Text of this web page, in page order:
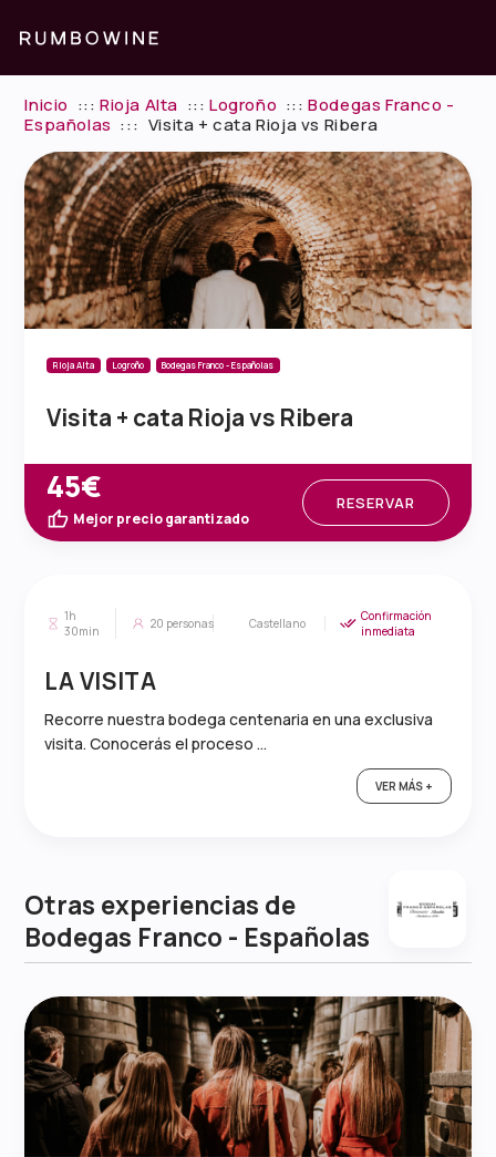
Inicio :::Rioja Alta :::Logroño :::Bodegas Franco -
Españolas ::: Visita + cata Rioja vs Ribera
Rioja Alta Logroño Bodegas Franco - Españolas
Visita + cata Rioja vs Ribera
45€
Mejor precio garantizado
RESERVAR
1h
30min
20 personas Castellano
Confirmación
inmediata
LA VISITA
Recorre nuestra bodega centenaria en una exclusiva
visita. Conocerás el proceso ...
VER MÁS +
Otras experiencias de
Bodegas Franco - Españolas